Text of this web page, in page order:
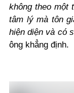
không theo một
tâm lý mà tôn
hiện diện và có
ông khẳng định.